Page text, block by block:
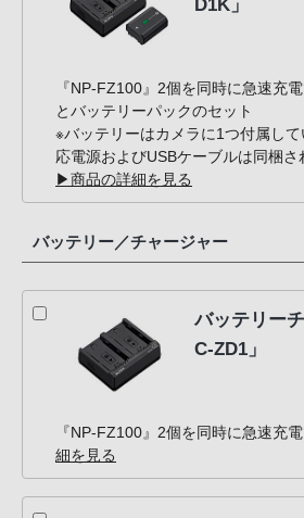
D1K」
『NP-FZ100』2個を同時に急速充
とバッテリーパックのセット
※バッテリーはカメラに1つ付属し
応電源およびUSBケーブルは同梱さ
▶商品の詳細を見る
バッテリー／チャージャー
バッテリー
C-ZD1」
『NP-FZ100』2個を同時に急速充
細を見る